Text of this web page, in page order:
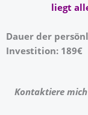
liegt
Dauer der
Investition: 189€
Kontaktiere